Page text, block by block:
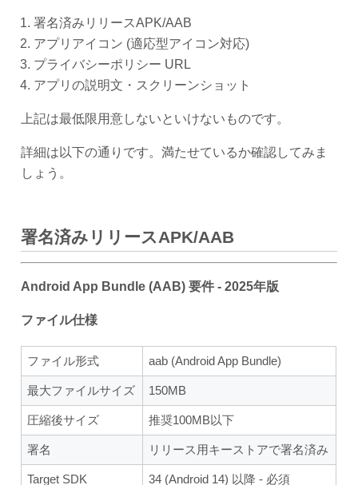
署名済みリリースAPK/AAB
アプリアイコン (適応型アイコン対応)
プライバシーポリシー URL
アプリの説明文・スクリーンショット
上記は最低限用意しないといけないものです。
詳細は以下の通りです。満たせているか確認してみま
しょう。
署名済みリリースAPK/AAB
Android App Bundle (AAB) 要件 - 2025年版
ファイル仕様
ファイル形式 aab (Android App Bundle)
最大ファイルサイズ 150MB
圧縮後サイズ 推奨100MB以下
署名 リリース用キーストアで署名済み
Target SDK 34 (Android 14) 以降 - 必須